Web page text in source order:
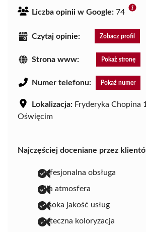
Liczba opinii w Google: 74
Czytaj opinie: Zobacz profil
Strona www: Pokaż stronę
Numer telefonu: Pokaż numer
Lokalizacja: Fryderyka Chopina
Oświęcim
Najczęściej doceniane przez
profesjonalna obsługa
miła atmosfera
wysoka jakość usług
skuteczna koloryzacja